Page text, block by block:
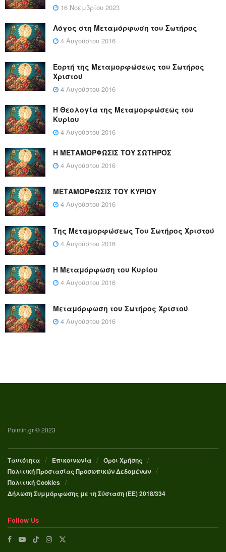
16 Νοεμβρίου 2023
Λόγος στη Μεταμόρφωση του Σωτήρος
4 Αυγούστου 2016
Εορτή της Μεταμορφώσεως του Σωτήρος
Χριστού
4 Αυγούστου 2016
Η Θεολογία της Μεταμορφώσεως του
Κυρίου
4 Αυγούστου 2016
Η ΜΕΤΑΜΟΡΦΩΣΙΣ ΤΟΥ ΣΩΤΗΡΟΣ
4 Αυγούστου 2016
ΜΕΤΑΜΟΡΦΩΣΙΣ ΤΟΥ ΚΥΡΙΟΥ
4 Αυγούστου 2016
Της Μεταμορφώσεως Του Σωτήρος Χριστού
4 Αυγούστου 2016
Η Μεταμόρφωση του Κυρίου
4 Αυγούστου 2016
Μεταμόρφωση του Σωτήρος Χριστού
4 Αυγούστου 2016
Poimin.gr © 2023
Ταυτότητα Επικοινωνία
Όροι Χρήσης
Πολιτική Προστασίας Προσωπικών Δεδομένων
Πολιτική Cookies
Δήλωση Συμμόρφωσης με τη Σύσταση (ΕΕ) 2018/334
Follow Us